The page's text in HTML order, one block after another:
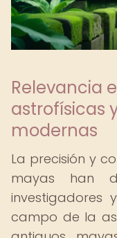
Relevancia
astrofísicas
modernas
La precisión y
mayas han
investigadores
campo de la